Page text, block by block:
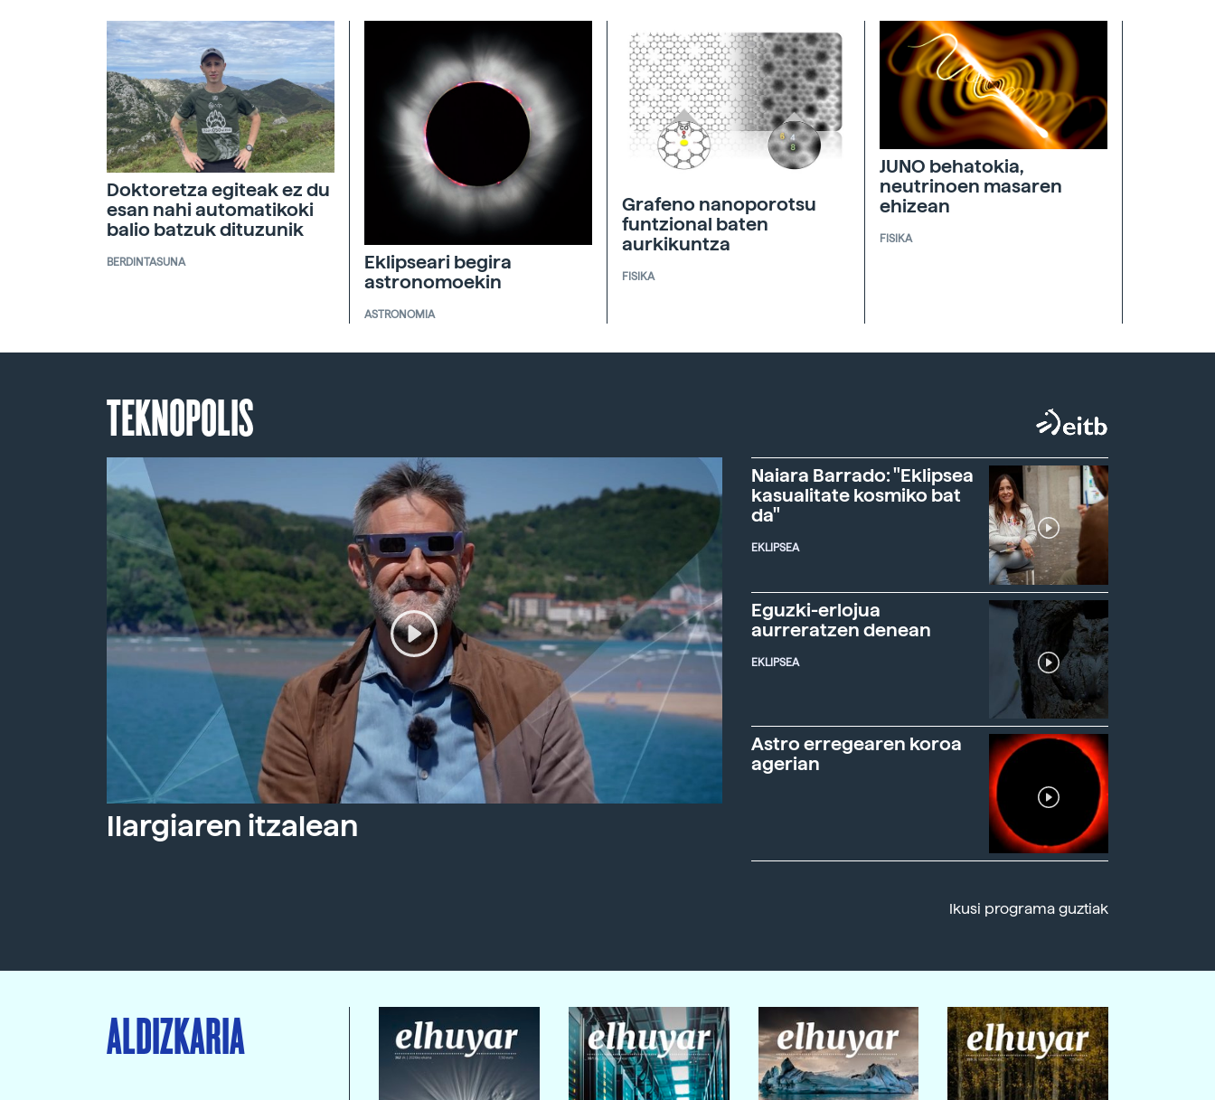
Doktoretza egiteak ez du
esan nahi automatikoki
balio batzuk dituzunik
BERDINTASUNA
Eklipseari begira
astronomoekin
ASTRONOMIA
Grafeno nanoporotsu
funtzional baten
aurkikuntza
FISIKA
JUNO behatokia,
neutrinoen masaren
ehizean
FISIKA
TEKNOPOLIS
Ilargiaren itzalean
Naiara Barrado: "Eklipsea
kasualitate kosmiko bat
da"
EKLIPSEA
Eguzki-erlojua
aurreratzen denean
EKLIPSEA
Astro erregearen koroa
agerian
Ikusi programa guztiak
ALDIZKARIA